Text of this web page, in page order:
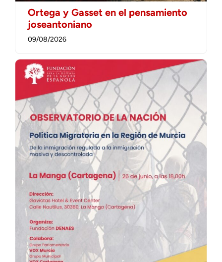
Ortega y Gasset en el pensamiento
joseantoniano
09/08/2026